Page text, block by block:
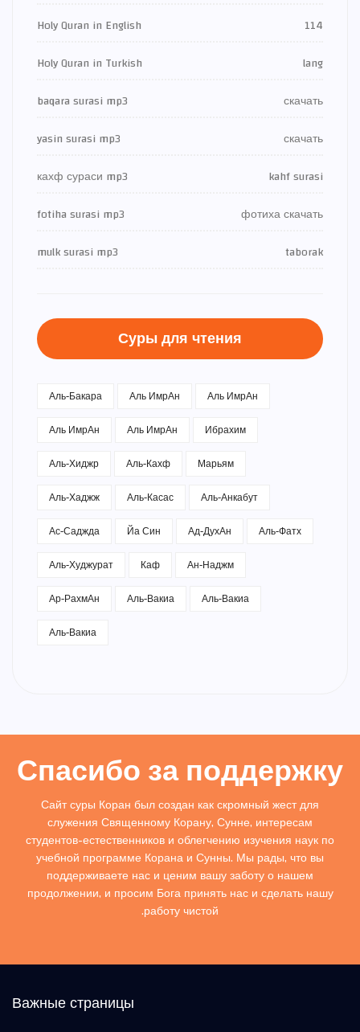
Holy Quran in English
114
Holy Quran in Turkish
lang
baqara surasi mp3
скачать
yasin surasi mp3
скачать
кахф сураси mp3
kahf surasi
fotiha surasi mp3
фотиха скачать
mulk surasi mp3
taborak
Суры для чтения
Аль-Бакара Аль ИмрАн
Аль ИмрАн
Аль ИмрАн
Аль ИмрАн
Ибрахим
Аль-Хиджр
Аль-Кахф
Марьям
Аль-Хаджж
Аль-Касас
Аль-Анкабут
Ас-Саджда
Йа Син Ад-ДухАн
Аль-Фатх
Аль-Худжурат
Каф
Ан-Наджм
Ар-РахмАн
Аль-Вакиа
Аль-Вакиа
Аль-Вакиа
Спасибо за поддержку
Сайт суры Коран был создан как скромный жест для
служения Священному Корану, Сунне, интересам
студентов-естественников и облегчению изучения наук по
учебной программе Корана и Сунны. Мы рады, что вы
поддерживаете нас и ценим вашу заботу о нашем
продолжении, и просим Бога принять нас и сделать нашу
работу чистой.
Важные страницы